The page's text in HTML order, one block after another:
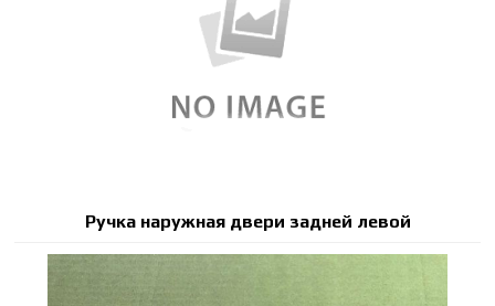
Ручка наружная двери задней левой